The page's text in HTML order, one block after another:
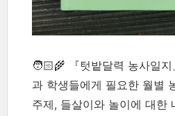
🧑🏻‍🌾 『텃밭달력 농사일
과 학생들에게 필요한 월별
주제, 들살이와 놀이에 대한